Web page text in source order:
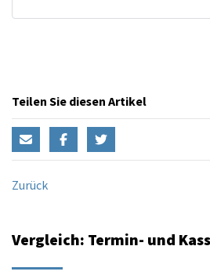
Teilen Sie diesen Artikel
Zurück
Vergleich: Termin- und